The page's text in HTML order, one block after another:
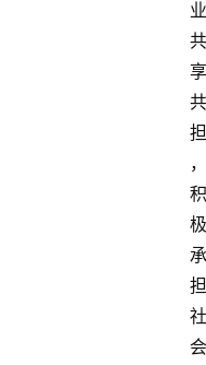
业
共
享
共
担
，
积
极
承
担
社
会